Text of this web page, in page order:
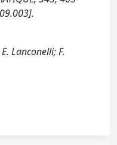
Lanconelli; F.